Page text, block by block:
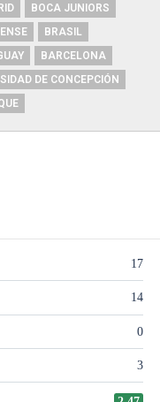
BOCA JUNIORS
BRASIL
BARCELONA
DE CONCEPCIÓN